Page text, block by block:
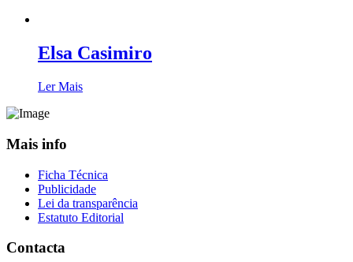
Elsa Casimiro
Ler Mais
Mais info
Ficha Técnica
Publicidade
Lei da transparência
Estatuto Editorial
Contacta